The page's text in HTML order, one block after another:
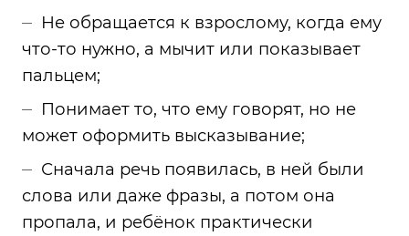
Не обращается к взрослому, когда ему
что-то нужно, а мычит или показывает
пальцем;
Понимает то, что ему говорят, но не
может оформить высказывание;
Сначала речь появилась, в ней были
слова или даже фразы, а потом она
пропала, и ребёнок практически